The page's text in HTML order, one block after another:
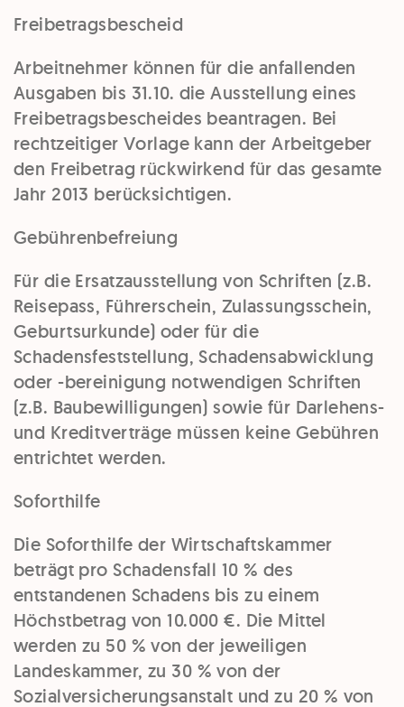
Freibetragsbescheid
Arbeitnehmer können für die anfallenden
Ausgaben bis 31.10. die Ausstellung eines
Freibetragsbescheides beantragen. Bei
rechtzeitiger Vorlage kann der Arbeitgeber
den Freibetrag rückwirkend für das gesamte
Jahr 2013 berücksichtigen.
Gebührenbefreiung
Für die Ersatzausstellung von Schriften (z.B.
Reisepass, Führerschein, Zulassungsschein,
Geburtsurkunde) oder für die
Schadensfeststellung, Schadensabwicklung
oder -bereinigung notwendigen Schriften
(z.B. Baubewilligungen) sowie für Darlehens-
und Kreditverträge müssen keine Gebühren
entrichtet werden.
Soforthilfe
Die Soforthilfe der Wirtschaftskammer
beträgt pro Schadensfall 10 % des
entstandenen Schadens bis zu einem
Höchstbetrag von 10.000 €. Die Mittel
werden zu 50 % von der jeweiligen
Landeskammer, zu 30 % von der
Sozialversicherungsanstalt und zu 20 % von